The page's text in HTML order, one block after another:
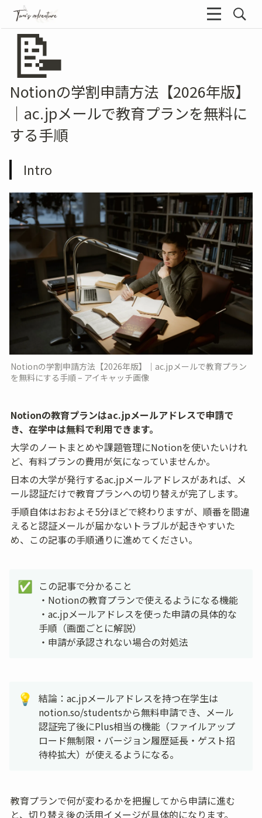
📝
Notionの学割申請方法【2026年版】
｜ac.jpメールで教育プランを無料に
する手順
Intro
Notionの学割申請方法【2026年版】｜ac.jpメールで教育プラン
を無料にする手順 – アイキャッチ画像
Notionの教育プランはac.jpメールアドレスで申請で
き、在学中は無料で利用できます。
大学のノートまとめや課題管理にNotionを使いたいけれ
ど、有料プランの費用が気になっていませんか。
日本の大学が発行するac.jpメールアドレスがあれば、メ
ール認証だけで教育プランへの切り替えが完了します。
手順自体はおおよそ5分ほどで終わりますが、順番を間違
えると認証メールが届かないトラブルが起きやすいた
め、この記事の手順通りに進めてください。
✅
この記事で分かること
・Notionの教育プランで使えるようになる機能
・ac.jpメールアドレスを使った申請の具体的な
手順（画面ごとに解説）
・申請が承認されない場合の対処法
💡
結論：ac.jpメールアドレスを持つ在学生は
notion.so/studentsから無料申請でき、メール
認証完了後にPlus相当の機能（ファイルアップ
ロード無制限・バージョン履歴延長・ゲスト招
待枠拡大）が使えるようになる。
教育プランで何が変わるかを把握してから申請に進む
と、切り替え後の活用イメージが具体的になります。